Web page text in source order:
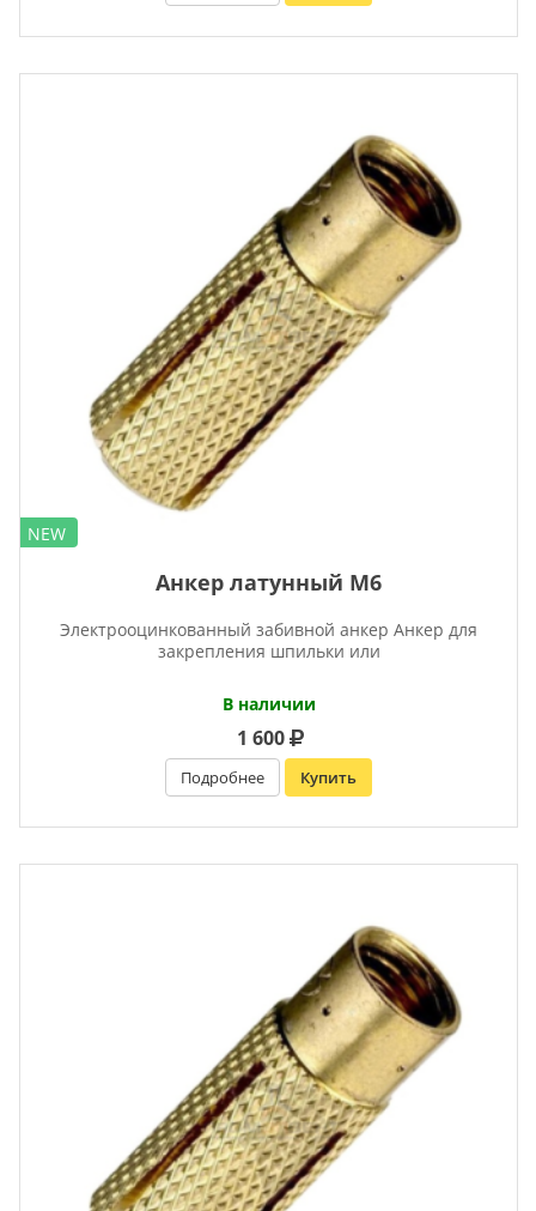
NEW
Анкер латунный М6
Электрооцинкованный забивной анкер Анкер для
закрепления шпильки или
В наличии
1 600
Подробнее Купить